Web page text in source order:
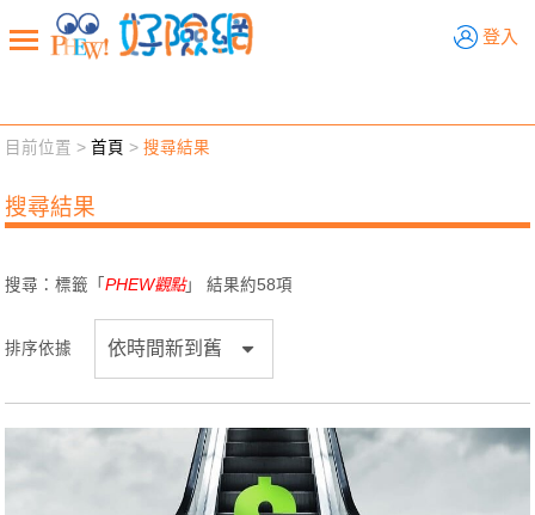
登入
新聞觀點 業務交流
退休先準備 好險學堂 輔銷工具 活動專區
目前位置 >首頁 >搜尋結果
搜尋結果
搜尋：標籤「PHEW觀點」 結果約58項
排序依據